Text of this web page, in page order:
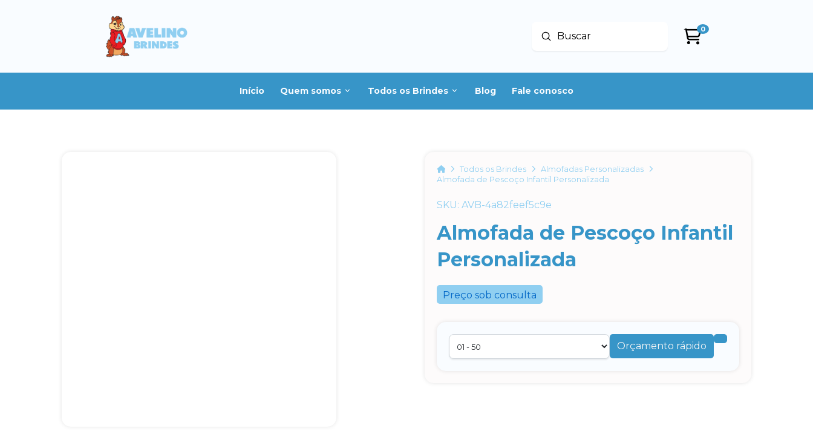
Buscar
Enviar
0
Início Quem somos Todos os Brindes Blog Fale conosco
HomeTodos os Brindes
Almofadas Personalizadas
Almofada de Pescoço Infantil Personalizada
SKU: AVB-4a82feef5c9e
Almofada de Pescoço Infantil
Personalizada
Preço sob consulta
Orçamento rápido